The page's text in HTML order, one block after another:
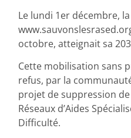
Le lundi 1er décembre,
octobre, atteignait sa
Cette mobilisation sans
refus, par la
projet de suppression de
Réseaux d’Aides
Difficulté.